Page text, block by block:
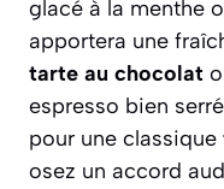
glacé à la menthe
apportera une
tarte au chocolat
espresso bien
pour une classique
osez un accord